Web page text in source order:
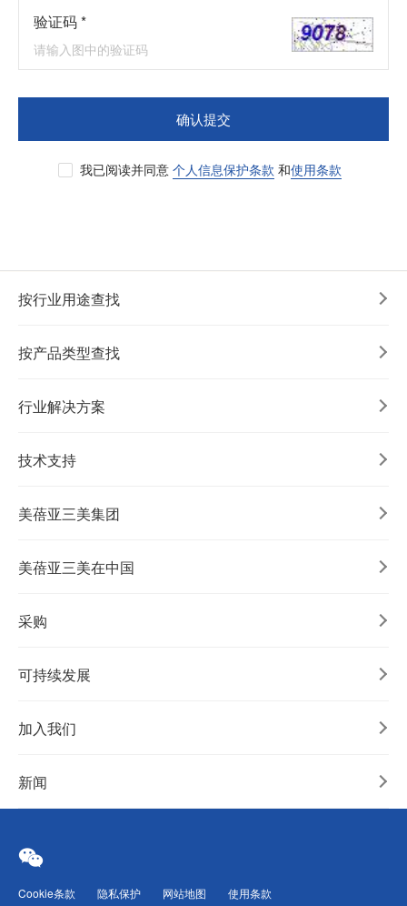
验证码 *
确认提交
我已阅读并同意 个人信息保护条款 和使用条款
按行业用途查找
按产品类型查找
行业解决方案
技术支持
美蓓亚三美集团
美蓓亚三美在中国
采购
可持续发展
加入我们
新闻
Cookie条款 隐私保护 网站地图 使用条款